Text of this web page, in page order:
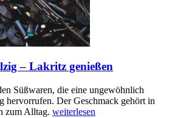
– Lakritz genießen
Süßwaren, die eine ungewöhnlich
hervorrufen. Der Geschmack gehört in
zum Alltag. weiterlesen